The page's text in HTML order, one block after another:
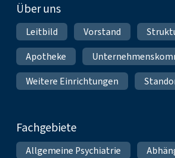
Über uns
Leitbild Vorstand
Apotheke
Weitere Einrichtungen
Fachgebiete
Allgemeine Psychiatrie